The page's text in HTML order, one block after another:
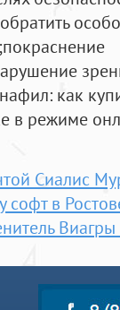
как
в режиме
Сиалис
софт в